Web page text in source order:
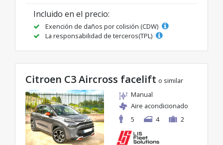
Incluido en el precio:
Exención de daños por colisión (CDW)
La responsabilidad de terceros(TPL)
Citroen C3 Aircross facelift o similar
Manual
Aire acondicionado
5
4 2